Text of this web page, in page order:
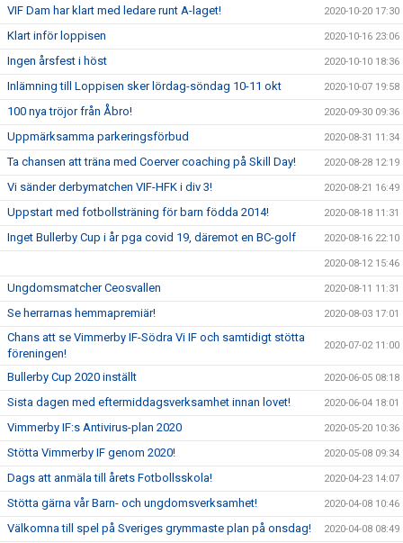
VIF Dam har klart med ledare runt A-laget! 2020-10-20 17:30
Klart inför loppisen 2020-10-16 23:06
Ingen årsfest i höst 2020-10-10 18:36
Inlämning till Loppisen sker lördag-söndag 10-11 okt 2020-10-07 19:58
100 nya tröjor från Åbro! 2020-09-30 09:36
Uppmärksamma parkeringsförbud 2020-08-31 11:34
Ta chansen att träna med Coerver coaching på Skill Day! 2020-08-28 12:19
Vi sänder derbymatchen VIF-HFK i div 3! 2020-08-21 16:49
Uppstart med fotbollsträning för barn födda 2014! 2020-08-18 11:31
Inget Bullerby Cup i år pga covid 19, däremot en BC-golf 2020-08-16 22:10
2020-08-12 15:46
Ungdomsmatcher Ceosvallen 2020-08-11 11:31
Se herrarnas hemmapremiär! 2020-08-03 17:01
Chans att se Vimmerby IF-Södra Vi IF och samtidigt stötta
föreningen!
2020-07-02 11:00
Bullerby Cup 2020 inställt 2020-06-05 08:18
Sista dagen med eftermiddagsverksamhet innan lovet! 2020-06-04 18:01
Vimmerby IF:s Antivirus-plan 2020 2020-05-20 10:36
Stötta Vimmerby IF genom 2020! 2020-05-08 09:34
Dags att anmäla till årets Fotbollsskola! 2020-04-23 14:07
Stötta gärna vår Barn- och ungdomsverksamhet! 2020-04-08 10:46
Välkomna till spel på Sveriges grymmaste plan på onsdag! 2020-04-08 08:49